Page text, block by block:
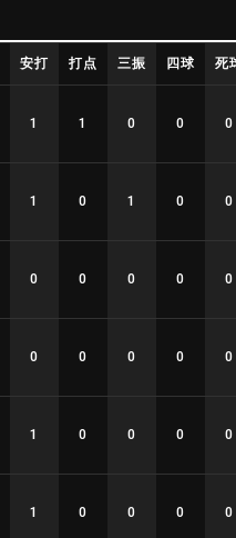
安打 打点 三振 四球 死
1 1 0 0 0
1 0 1 0 0
0 0 0 0 0
0 0 0 0 0
1 0 0 0 0
1 0 0 0 0